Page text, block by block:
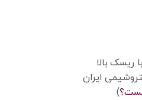
ریسک بالا
ایران
)